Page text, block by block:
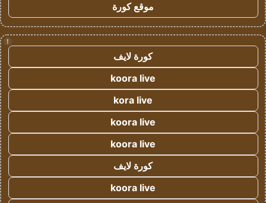
موقع كورة
!
كورة لايف
koora live
kora live
koora live
koora live
كورة لايف
koora live